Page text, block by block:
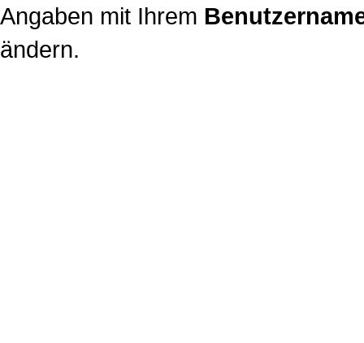
Angaben mit Ihrem
ändern.